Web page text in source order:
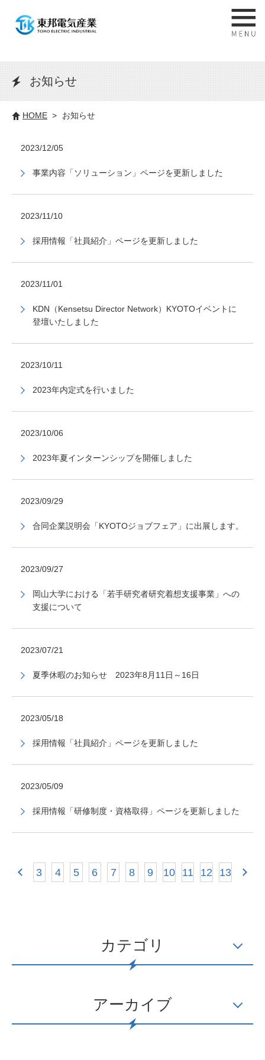
お知らせ
HOME お知らせ
2023/12/05
事業内容「ソリューション」ページを更新しました
2023/11/10
採用情報「社員紹介」ページを更新しました
2023/11/01
KDN（Kensetsu Director Network）KYOTOイベントに
登壇いたしました
2023/10/11
2023年内定式を行いました
2023/10/06
2023年夏インターンシップを開催しました
2023/09/29
合同企業説明会「KYOTOジョブフェア」に出展します。
2023/09/27
岡山大学における「若手研究者研究着想支援事業」への
支援について
2023/07/21
夏季休暇のお知らせ 2023年8月11日～16日
2023/05/18
採用情報「社員紹介」ページを更新しました
2023/05/09
採用情報「研修制度・資格取得」ページを更新しました
3 4 5 6 7 8 9 10 11 12 13
カテゴリ
アーカイブ